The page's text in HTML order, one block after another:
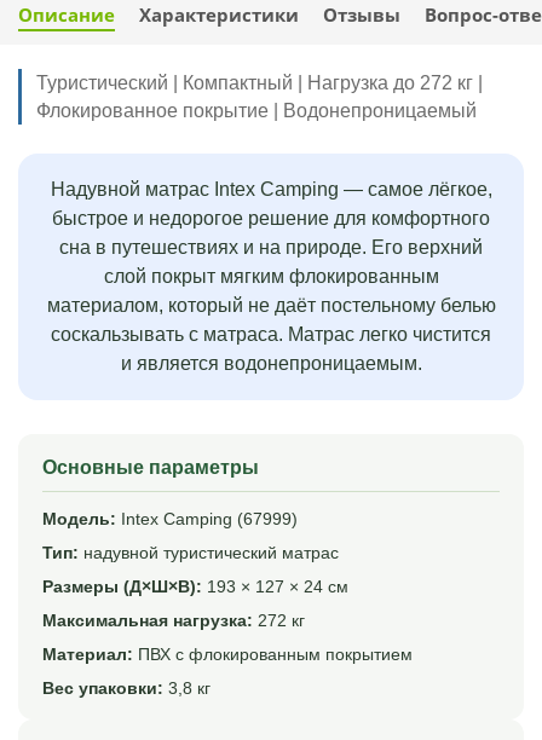
Описание Характеристики Отзывы Вопрос-
Туристический | Компактный | Нагрузка до 272 кг |
Флокированное покрытие | Водонепроницаемый
Надувной матрас Intex Camping — самое лёгкое,
быстрое и недорогое решение для комфортного
сна в путешествиях и на природе. Его верхний
слой покрыт мягким флокированным
материалом, который не даёт постельному белью
соскальзывать с матраса. Матрас легко чистится
и является водонепроницаемым.
Основные параметры
Модель: Intex Camping (67999)
Тип: надувной туристический матрас
Размеры (Д×Ш×В): 193 × 127 × 24 см
Максимальная нагрузка: 272 кг
Материал: ПВХ с флокированным покрытием
Вес упаковки: 3,8 кг